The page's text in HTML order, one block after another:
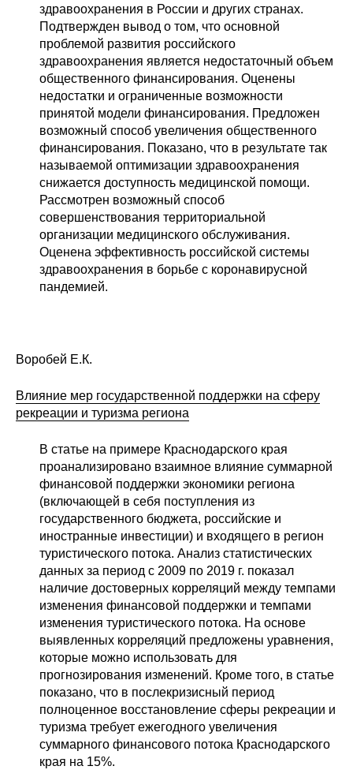
здравоохранения в России и других странах.
Подтвержден вывод о том, что основной
проблемой развития российского
здравоохранения является недостаточный объем
общественного финансирования. Оценены
недостатки и ограниченные возможности
принятой модели финансирования. Предложен
возможный способ увеличения общественного
финансирования. Показано, что в результате так
называемой оптимизации здравоохранения
снижается доступность медицинской помощи.
Рассмотрен возможный способ
совершенствования территориальной
организации медицинского обслуживания.
Оценена эффективность российской системы
здравоохранения в борьбе с коронавирусной
пандемией.
Воробей Е.К.
Влияние мер государственной поддержки на сферу
рекреации и туризма региона
В статье на примере Краснодарского края
проанализировано взаимное влияние суммарной
финансовой поддержки экономики региона
(включающей в себя поступления из
государственного бюджета, российские и
иностранные инвестиции) и входящего в регион
туристического потока. Анализ статистических
данных за период с 2009 по 2019 г. показал
наличие достоверных корреляций между темпами
изменения финансовой поддержки и темпами
изменения туристического потока. На основе
выявленных корреляций предложены уравнения,
которые можно использовать для
прогнозирования изменений. Кроме того, в статье
показано, что в послекризисный период
полноценное восстановление сферы рекреации и
туризма требует ежегодного увеличения
суммарного финансового потока Краснодарского
края на 15%.